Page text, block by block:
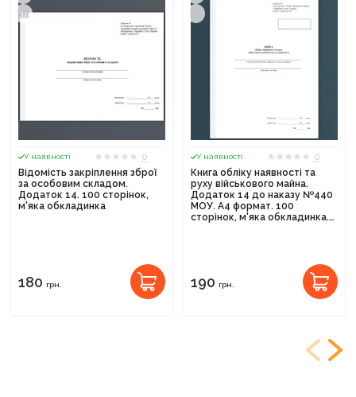
У наявності
0
Відомість закріплення зброї
за особовим складом.
Додаток 14. 100 сторінок,
м'яка обкладинка
180 грн.
У наявності
0
Книга обліку наявності та
руху військового майна.
Додаток 14 до наказу №440
МОУ. А4 формат. 100
сторінок, м'яка обкладинка.
190 грн.